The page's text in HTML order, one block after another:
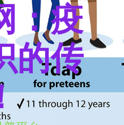
：疫
的传